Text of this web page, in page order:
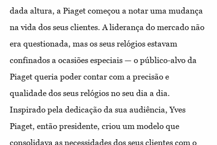
dada altura, a Piaget começou a notar uma mudança
na vida dos seus clientes. A liderança do mercado não
era questionada, mas os seus relógios estavam
confinados a ocasiões especiais — o público-alvo da
Piaget queria poder contar com a precisão e
qualidade dos seus relógios no seu dia a dia.
Inspirado pela dedicação da sua audiência, Yves
Piaget, então presidente, criou um modelo que
consolidava as necessidades dos seus clientes com o